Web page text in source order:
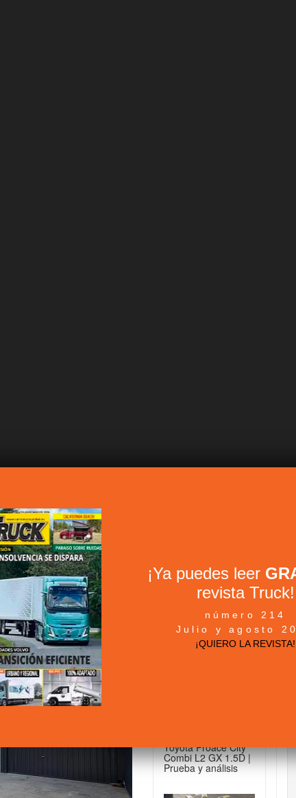
+ NOTICIAS...
Toyota Proace City
Combi L2 GX 1.5D |
Prueba y análisis
¡Ya puedes leer
revista Truck!
número 214
Julio y agosto
¡QUIERO LA REVISTA!